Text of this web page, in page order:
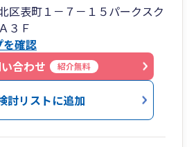
区表町１－７－１５パークスク
３Ｆ
確認
合わせ
紹介無料
討リストに追加